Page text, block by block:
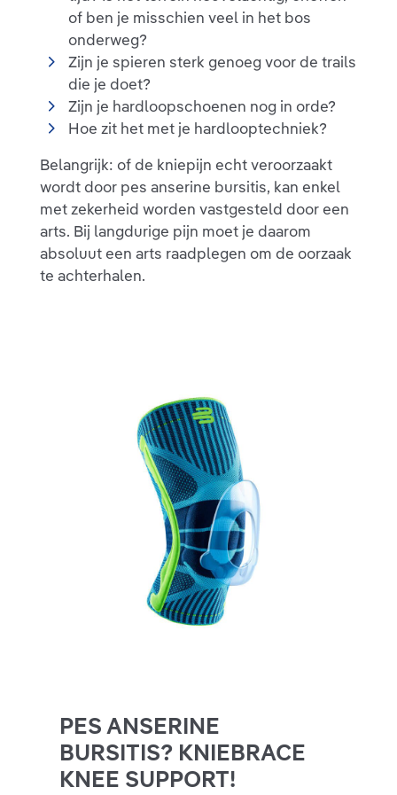
of ben je misschien veel in het bos
onderweg?
Zijn je spieren sterk genoeg voor de trails
die je doet?
Zijn je hardloopschoenen nog in orde?
Hoe zit het met je hardlooptechniek?
Belangrijk: of de kniepijn echt veroorzaakt
wordt door pes anserine bursitis, kan enkel
met zekerheid worden vastgesteld door een
arts. Bij langdurige pijn moet je daarom
absoluut een arts raadplegen om de oorzaak
te achterhalen.
PES ANSERINE
BURSITIS? KNIEBRACE
KNEE SUPPORT!